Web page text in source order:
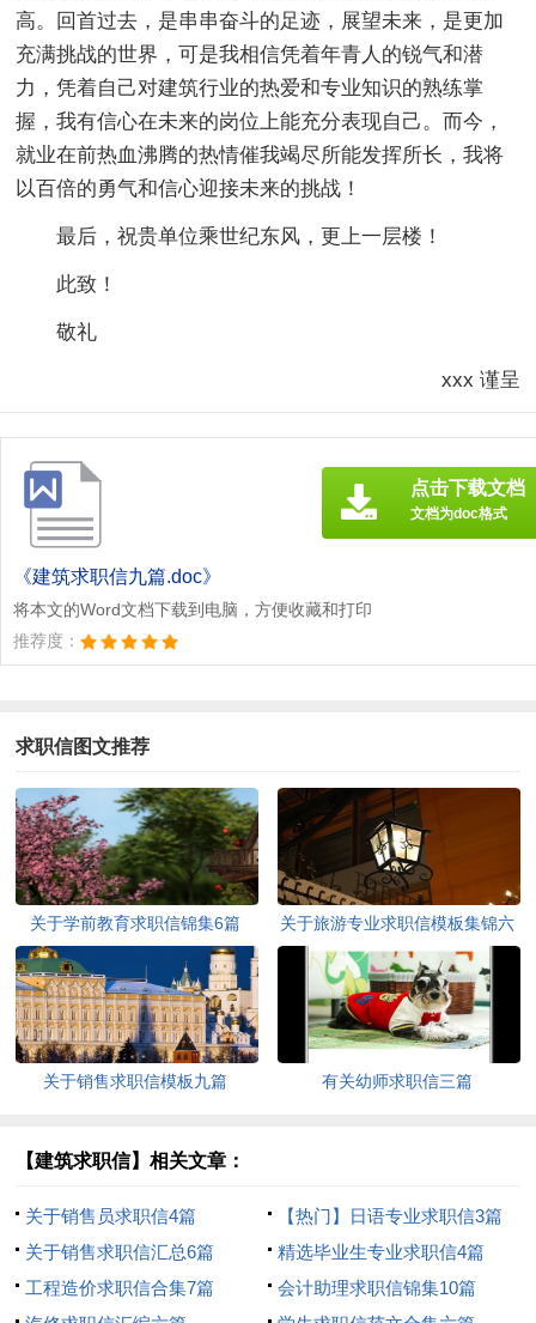
高。回首过去，是串串奋斗的足迹，展望未来，是更加
充满挑战的世界，可是我相信凭着年青人的锐气和潜
力，凭着自己对建筑行业的热爱和专业知识的熟练掌
握，我有信心在未来的岗位上能充分表现自己。而今，
就业在前热血沸腾的热情催我竭尽所能发挥所长，我将
以百倍的勇气和信心迎接未来的挑战！
最后，祝贵单位乘世纪东风，更上一层楼！
此致！
敬礼
xxx 谨呈
《建筑求职信九篇.doc》
将本文的Word文档下载到电脑，方便收藏和打印
推荐度：
点击下载文档
文档为doc格式
求职信图文推荐
关于学前教育求职信锦集6篇
关于旅游专业求职信模板集锦六
篇
关于销售求职信模板九篇 有关幼师求职信三篇
【建筑求职信】相关文章：
关于销售员求职信4篇
【热门】日语专业求职信3篇
关于销售求职信汇总6篇
精选毕业生专业求职信4篇
工程造价求职信合集7篇
会计助理求职信锦集10篇